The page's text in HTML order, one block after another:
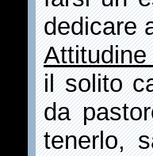
dedicare
il solito
da
tenerlo,